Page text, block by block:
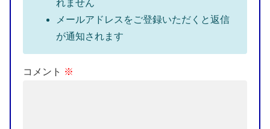
れません
メールアドレスをご登録いただくと返信
が通知されます
コメント ※